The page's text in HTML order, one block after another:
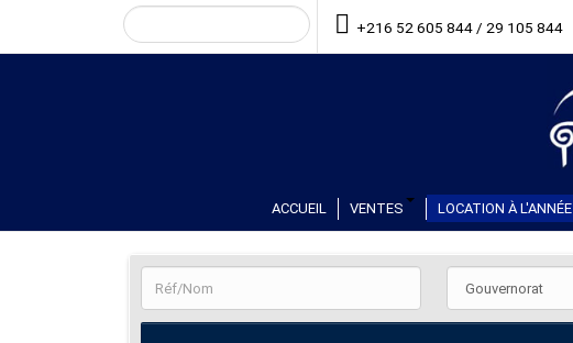
+216 52 605 844 / 29 105 844
ACCUEIL VENTES LOCATION À L'ANNÉE